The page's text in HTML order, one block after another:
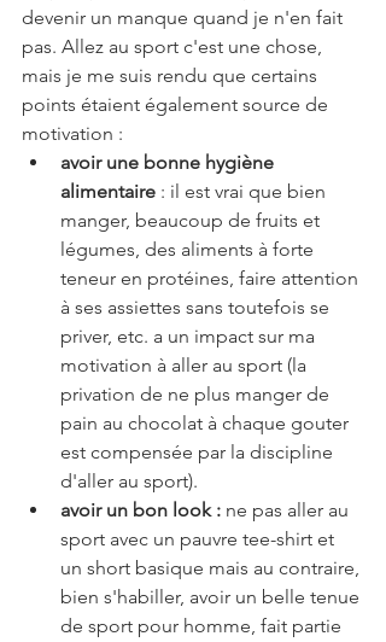
devenir un manque quand je n'en fait
pas. Allez au sport c'est une chose,
mais je me suis rendu que certains
points étaient également source de
motivation :
avoir une bonne hygiène
alimentaire : il est vrai que bien
manger, beaucoup de fruits et
légumes, des aliments à forte
teneur en protéines, faire attention
à ses assiettes sans toutefois se
priver, etc. a un impact sur ma
motivation à aller au sport (la
privation de ne plus manger de
pain au chocolat à chaque gouter
est compensée par la discipline
d'aller au sport).
avoir un bon look : ne pas aller au
sport avec un pauvre tee-shirt et
un short basique mais au contraire,
bien s'habiller, avoir un belle tenue
de sport pour homme, fait partie